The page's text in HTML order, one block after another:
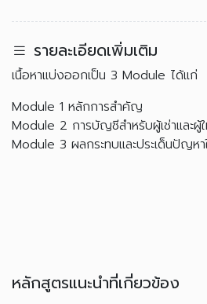
รายละเอียดเพิ่มเติม
เนื้อหาแบ่งออกเป็น 3 Module ได้แก่
Module 1 หลักการสำคัญ
Module 2 การบัญชีสำหรับผู้เช่าและผู้ใ
Module 3 ผลกระทบและประเด็นปัญห
หลักสูตรแนะนำที่เกี่ยวข้อง